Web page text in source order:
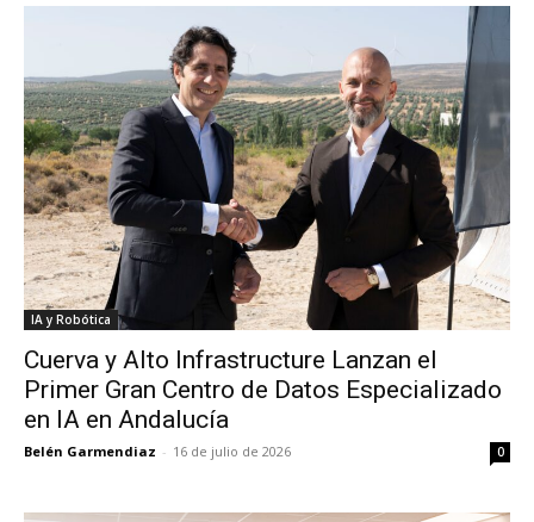
IA y Robótica
Cuerva y Alto Infrastructure Lanzan el
Primer Gran Centro de Datos Especializado
en IA en Andalucía
Belén Garmendiaz - 16 de julio de 2026 0